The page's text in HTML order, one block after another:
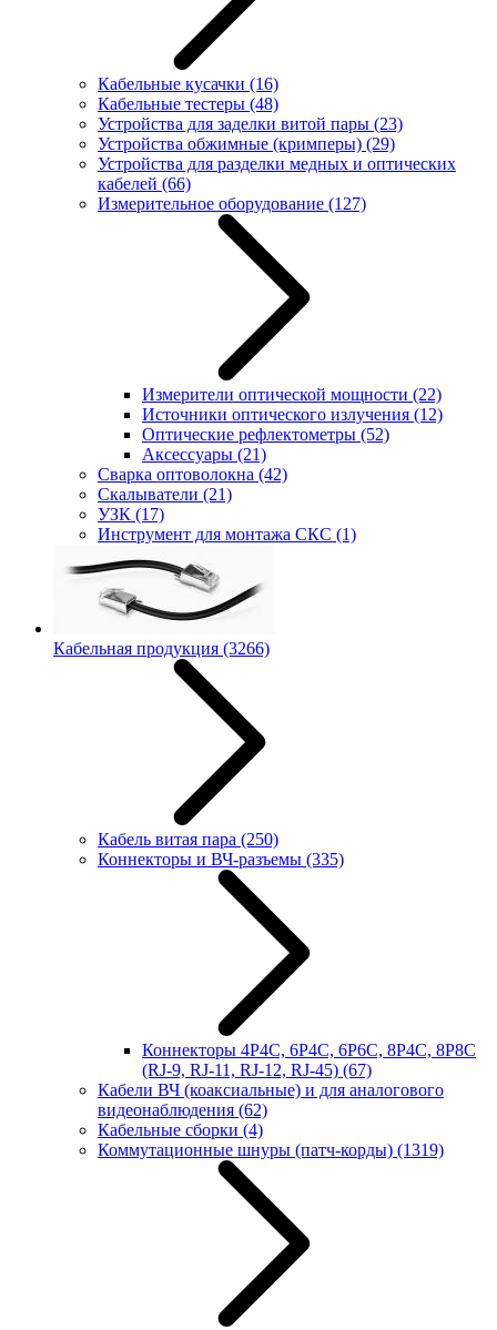
Кабельные кусачки (16)
Кабельные тестеры (48)
Устройства для заделки витой пары (23)
Устройства обжимные (кримперы) (29)
Устройства для разделки медных и оптических
кабелей (66)
Измерительное оборудование (127)
Измерители оптической мощности (22)
Источники оптического излучения (12)
Оптические рефлектометры (52)
Аксессуары (21)
Сварка оптоволокна (42)
Скалыватели (21)
УЗК (17)
Инструмент для монтажа СКС (1)
Кабельная продукция (3266)
Кабель витая пара (250)
Коннекторы и ВЧ-разъемы (335)
Коннекторы 4P4C, 6P4C, 6P6C, 8P4C, 8P8C
(RJ-9, RJ-11, RJ-12, RJ-45) (67)
Кабели ВЧ (коаксиальные) и для аналогового
видеонаблюдения (62)
Кабельные сборки (4)
Коммутационные шнуры (патч-корды) (1319)